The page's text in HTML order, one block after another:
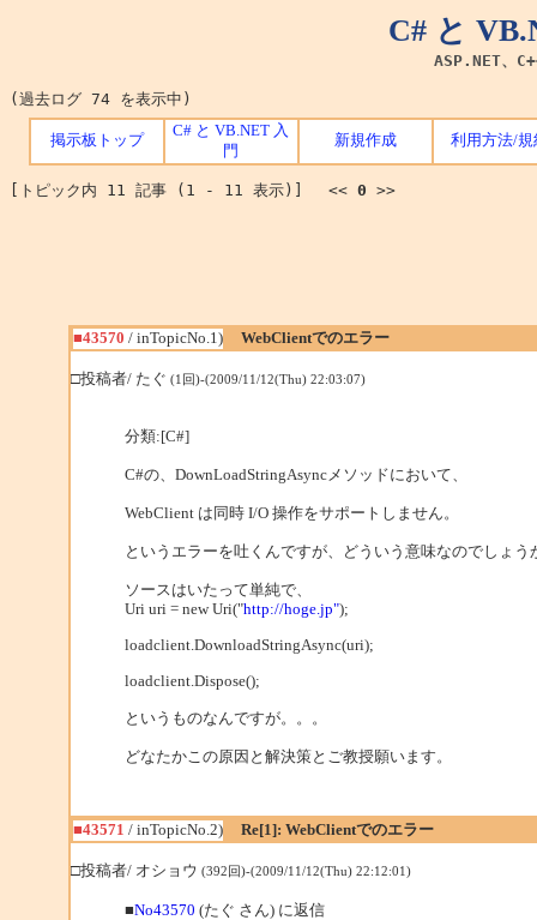
C# と
ASP.NET、
(過去ログ 74 を表示中)
掲示板トップ
C# と VB.NET 入
門
新規作成 利用方法/規
[トピック内 11 記事 (1 - 11 表示)] << 0 >>
■43570 / inTopicNo.1) WebClientでのエラー
□投稿者/ たぐ (1回)-(2009/11/12(Thu) 22:03:07)
分類:[C#]
C#の、DownLoadStringAsyncメソッドにおいて、
WebClient は同時 I/O 操作をサポートしません。
というエラーを吐くんですが、どういう意味なのでしょう
ソースはいたって単純で、
Uri uri = new Uri("http://hoge.jp");
loadclient.DownloadStringAsync(uri);
loadclient.Dispose();
というものなんですが。。。
どなたかこの原因と解決策とご教授願います。
■43571 / inTopicNo.2) Re[1]: WebClientでのエラー
□投稿者/ オショウ (392回)-(2009/11/12(Thu) 22:12:01)
■No43570 (たぐ さん) に返信